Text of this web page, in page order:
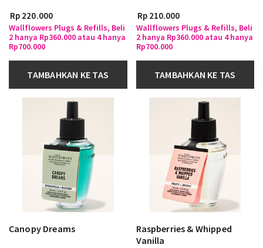
Rp 220.000
Wallflowers Plugs & Refills, Beli
2 hanya Rp360.000 atau 4 hanya
Rp700.000
TAMBAHKAN KE TAS
Rp 210.000
Wallflowers Plugs & Refills, Beli
2 hanya Rp360.000 atau 4 hanya
Rp700.000
TAMBAHKAN KE TAS
Canopy Dreams
Raspberries & Whipped
Vanilla